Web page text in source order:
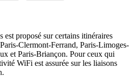
proposé sur certains itinéraires
Clermont-Ferrand, Paris-Limoges-
et Paris-Briançon. Pour ceux qui
WiFi est assurée sur les liaisons